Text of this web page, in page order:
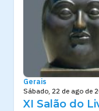
Gerais
Sábado, 22 de ago de
XI Salão do